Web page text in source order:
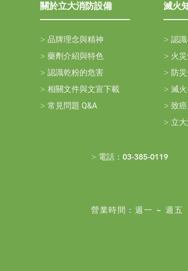
關於立大消防設備
> 品牌理念與精神
>藥劑介紹與特色
>認識乾粉的危害
>相關文件與文宣下載
> 常見問題 Q&A
滅火
> 認
> 火
> 防
> 滅
> 致
> 立
> 電話： 03-385-0119
營業時間： 週一 ~ 週